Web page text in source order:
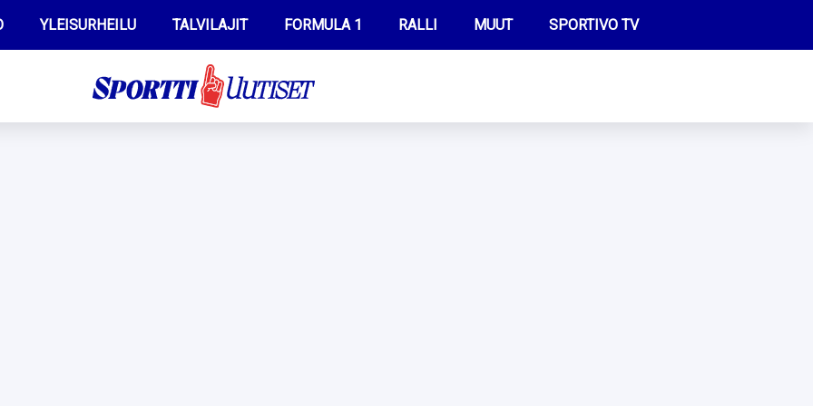
YLEISURHEILU TALVILAJIT FORMULA 1 RALLI MUUT SPORTIVO TV